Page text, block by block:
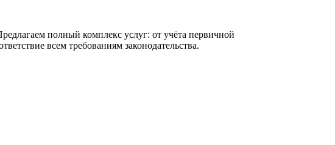
полный комплекс услуг: от учёта первичной
всем требованиям законодательства.